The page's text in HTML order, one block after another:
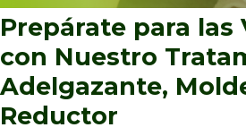
Prepárate para las
con Nuestro
Adelgazante,
Reductor